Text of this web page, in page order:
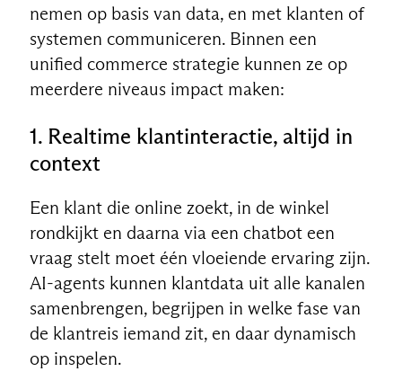
nemen op basis van data, en met klanten of
systemen communiceren. Binnen een
unified commerce strategie kunnen ze op
meerdere niveaus impact maken:
1. Realtime klantinteractie, altijd in
context
Een klant die online zoekt, in de winkel
rondkijkt en daarna via een chatbot een
vraag stelt moet één vloeiende ervaring zijn.
AI-agents kunnen klantdata uit alle kanalen
samenbrengen, begrijpen in welke fase van
de klantreis iemand zit, en daar dynamisch
op inspelen.